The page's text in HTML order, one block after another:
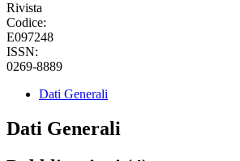
Rivista
Codice:
E097248
ISSN:
0269-8889
Dati Generali
Dati Generali